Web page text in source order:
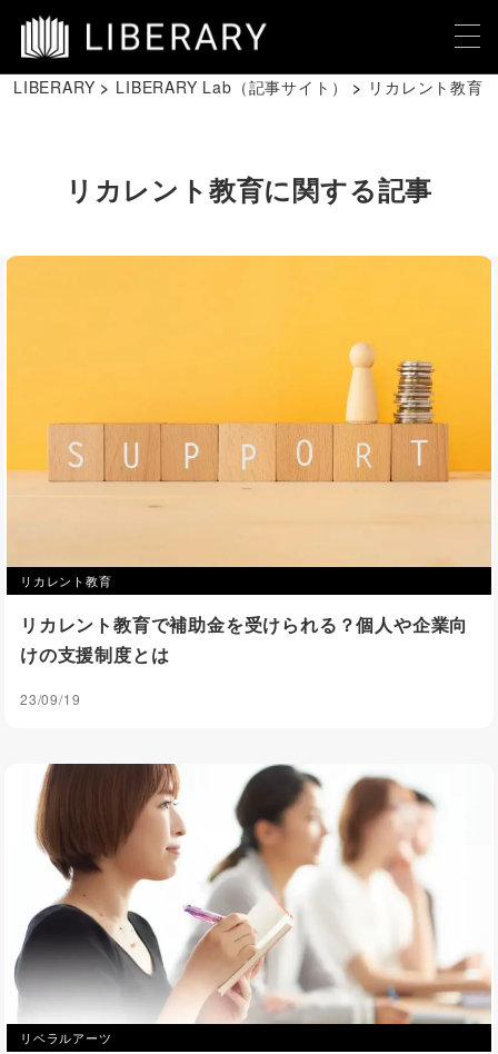
LIBERARY LIBERARY Lab（記事サイト） リカレント教育
リカレント教育に関する記事
リカレント教育
リカレント教育で補助金を受けられる？個人や企業向
けの支援制度とは
23/09/19
リベラルアーツ